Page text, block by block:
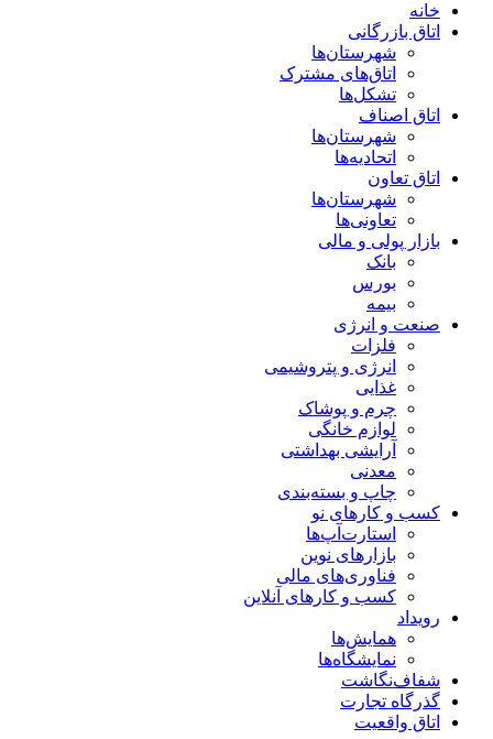
خانه
اتاق بازرگانی
شهرستان‌ها
اتاق‌های مشترک
تشکل‌ها
اتاق اصناف
شهرستان‌ها
اتحادیه‌ها
اتاق تعاون
شهرستان‌ها
تعاونی‌ها
بازار پولی و مالی
بانک
بورس
بیمه
صنعت و انرژی
فلزات
انرژی و پتروشیمی
غذایی
چرم و پوشاک
لوازم خانگی
آرایشی بهداشتی
معدنی
چاپ و بسته‌بندی
کسب و کارهای نو
استارت‌آپ‌ها
بازارهای نوین
فناوری‌های مالی
کسب و کارهای آنلاین
رویداد
همایش‌ها
نمایشگاه‌ها
شفاف‌نگاشت
گذرگاه تجارت
اتاق واقعیت